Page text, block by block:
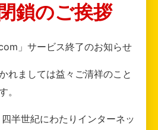
鎖のご挨拶
」サービス終了のお知らせ
れましては益々ご清祥のこと
。
半世紀にわたりインターネッ